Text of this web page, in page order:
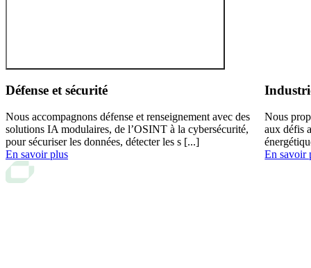
Défense et sécurité
Nous accompagnons défense et renseignement avec des
solutions IA modulaires, de l’OSINT à la cybersécurité,
pour sécuriser les données, détecter les s [...]
En savoir plus
Nous
aux défis
En savoir